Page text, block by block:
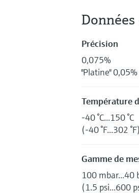
Données
Précision
0,075%
"Platine" 0,05%
Température
-40 °C...150 °C
(-40 °F...302 °F)
Gamme de
100 mbar...40
(1.5 psi...600